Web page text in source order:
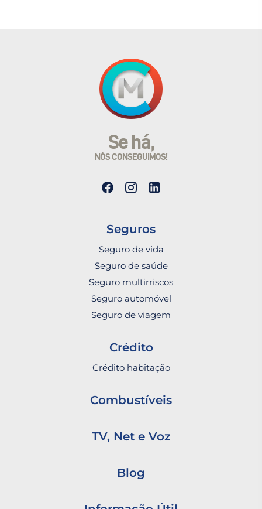
Se há,
NÓS CONSEGUIMOS!
Seguros
Seguro de vida
Seguro de saúde
Seguro multirriscos
Seguro automóvel
Seguro de viagem
Crédito
Crédito habitação
Combustíveis
TV, Net e Voz
Blog